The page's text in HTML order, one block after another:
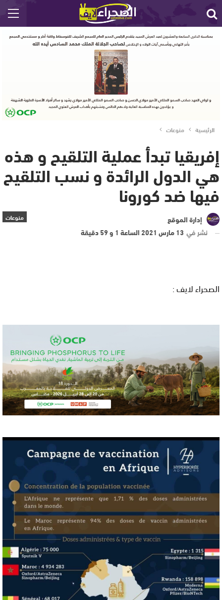
الرئيسية منوعات
إفريقيا تبدأ عملية التلقيح و هذه
هي الدول الرائدة و نسب التلقيح
فيها ضد كورونا
منوعات
إدارة الموقع
نشر في 13 مارس 2021 الساعة 1 و 59 دقيقة
الصحراء لايف :